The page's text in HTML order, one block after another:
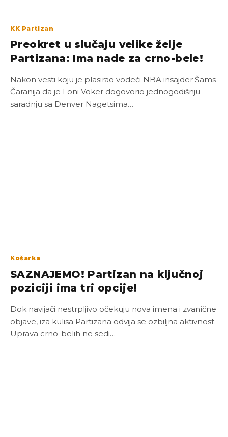
KK Partizan
Preokret u slučaju velike želje
Partizana: Ima nade za crno-bele!
Nakon vesti koju je plasirao vodeći NBA insajder Šams
Čaranija da je Loni Voker dogovorio jednogodišnju
saradnju sa Denver Nagetsima…
Košarka
SAZNAJEMO! Partizan na ključnoj
poziciji ima tri opcije!
Dok navijači nestrpljivo očekuju nova imena i zvanične
objave, iza kulisa Partizana odvija se ozbiljna aktivnost.
Uprava crno-belih ne sedi…